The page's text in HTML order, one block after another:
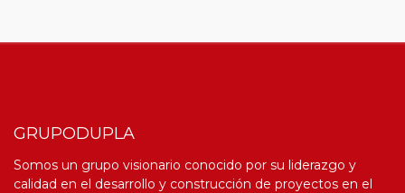
GRUPODUPLA
Somos un grupo visionario conocido por su liderazgo y
calidad en el desarrollo y construcción de proyectos en el